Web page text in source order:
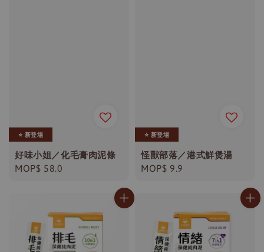
⭐️ 新登場
好味小姐／化毛膏肉泥條
Regular
MOP$ 58.0
⭐️ 新登場
怪獸部落／港式鮮煲湯
Regular
MOP$ 9.9